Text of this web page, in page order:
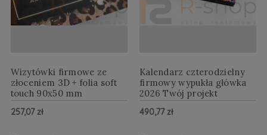
Wizytówki firmowe ze
złoceniem 3D + folia soft
touch 90x50 mm
257,07 zł
Kalendarz czterodzielny
firmowy wypukła główka
2026 Twój projekt
490,77 zł